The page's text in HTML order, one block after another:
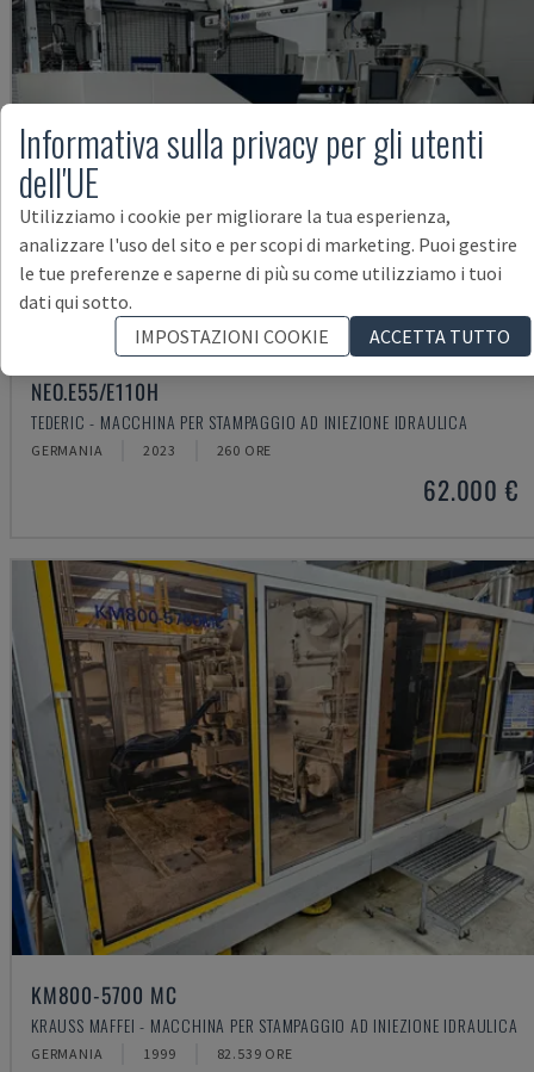
NEO.E55/E110H
TEDERIC - MACCHINA PER STAMPAGGIO AD INIEZIONE IDRAULICA
GERMANIA 2023 260 ORE
62.000 €
KM800-5700 MC
KRAUSS MAFFEI - MACCHINA PER STAMPAGGIO AD INIEZIONE IDRAULICA
GERMANIA 1999 82.539 ORE
Informativa sulla privacy per gli utenti
dell'UE
Utilizziamo i cookie per migliorare la tua esperienza,
analizzare l'uso del sito e per scopi di marketing. Puoi gestire
le tue preferenze e saperne di più su come utilizziamo i tuoi
dati qui sotto.
IMPOSTAZIONI COOKIE
ACCETTA TUTTO